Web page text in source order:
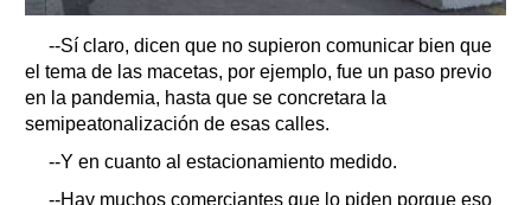
--Sí claro, dicen que no supieron comunicar bien que
el tema de las macetas, por ejemplo, fue un paso previo
en la pandemia, hasta que se concretara la
semipeatonalización de esas calles.
--Y en cuanto al estacionamiento medido.
--Hay muchos comerciantes que lo piden porque eso